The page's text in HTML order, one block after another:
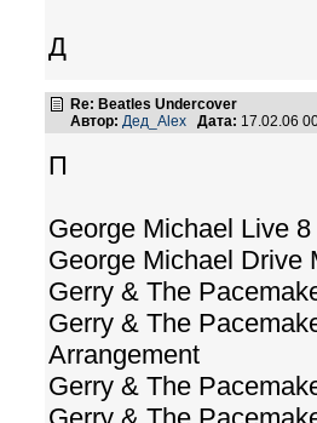
Д
Re: Beatles Undercover
Автор: Дед_Alex Дата: 17.02.06
П
George Michael Live
George Michael Drive
Gerry & The
Gerry & The
Arrangement
Gerry & The